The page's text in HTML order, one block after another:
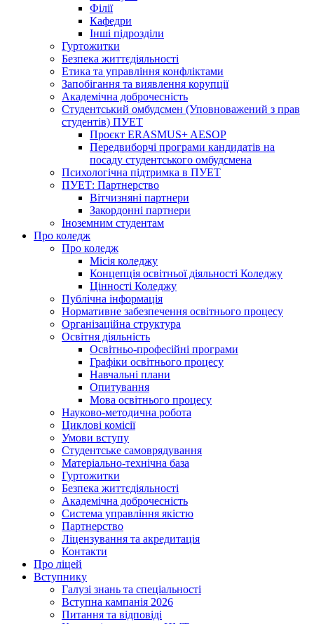
Філії
Кафедри
Інші підрозділи
Гуртожитки
Безпека життєдіяльності
Етика та управління конфліктами
Запобігання та виявлення корупції
Академічна доброчесність
Студентський омбудсмен (Уповноважений з прав
студентів) ПУЕТ
Проєкт ERASMUS+ AESOP
Передвиборчі програми кандидатів на
посаду студентського омбудсмена
Психологічна підтримка в ПУЕТ
ПУЕТ: Партнерство
Вітчизняні партнери
Закордонні партнери
Іноземним студентам
Про коледж
Про коледж
Місія коледжу
Концепція освітньої діяльності Коледжу
Цінності Коледжу
Публічна інформація
Нормативне забезпечення освітнього процесу
Організаційна структура
Освітня діяльність
Освітньо-професійні програми
Графіки освітнього процесу
Навчальні плани
Опитування
Мова освітнього процесу
Науково-методична робота
Циклові комісії
Умови вступу
Студентське самоврядування
Матеріально-технічна база
Гуртожитки
Безпека життєдіяльності
Академічна доброчесність
Система управління якістю
Партнерство
Ліцензування та акредитація
Контакти
Про ліцей
Вступнику
Галузі знань та спеціальності
Вступна кампанія 2026
Питання та відповіді